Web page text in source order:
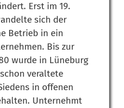
Erst im 19.
sich der
Betrieb in ein
Bis zur
wurde in Lüneburg
veraltete
in offenen
Unternehmt